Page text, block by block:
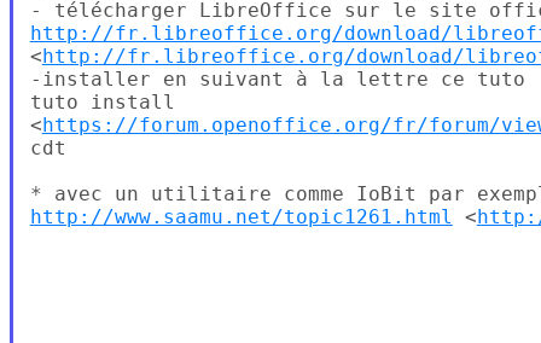
http://fr.libreoffice.org/download/
<http://fr.libreoffice.org/download/
-installer en suivant à la lettre ce tuto
tuto install
<https://forum.openoffice.org/fr/forum/
cdt
http://www.saamu.net/topic1261.html <